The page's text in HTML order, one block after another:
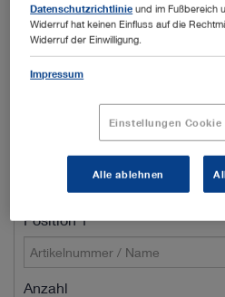
Kundennummer
E-Mail*
Telefon
Position 1
Anzahl
Datenschutzrichtlinie und im Fußbereich
Widerruf hat keinen Einfluss auf die
Widerruf der Einwilligung.
Impressum
Einstellungen Cookie
Alle ablehnen